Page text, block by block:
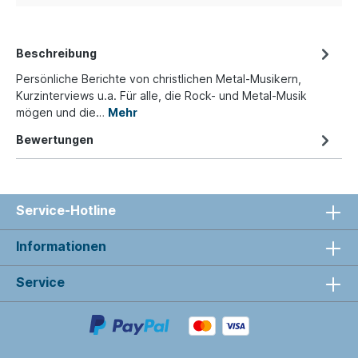
Beschreibung
Persönliche Berichte von christlichen Metal-Musikern,
Kurzinterviews u.a. Für alle, die Rock- und Metal-Musik
mögen und die… Mehr
Bewertungen
Service-Hotline
Informationen
Service